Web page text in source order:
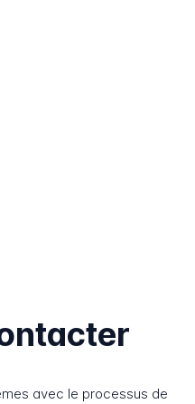
avec le processus de